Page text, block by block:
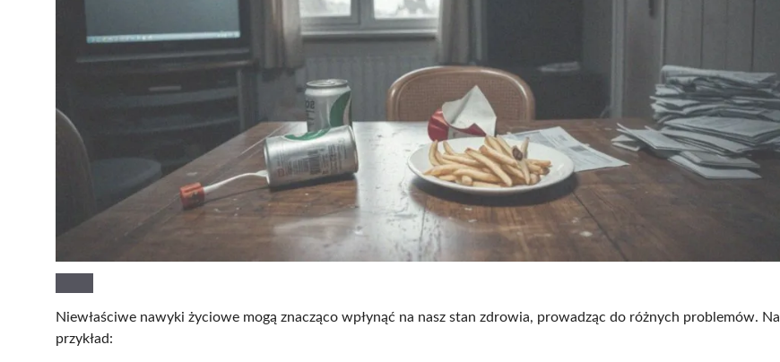
Niewłaściwe nawyki życiowe mogą znacząco wpłynąć na nasz stan zdrowia, prowadząc do różnych problemów. Na
przykład: